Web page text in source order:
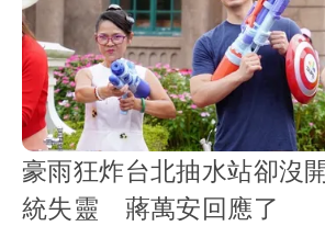
豪雨狂炸台北抽水站卻沒
統失靈 蔣萬安回應了